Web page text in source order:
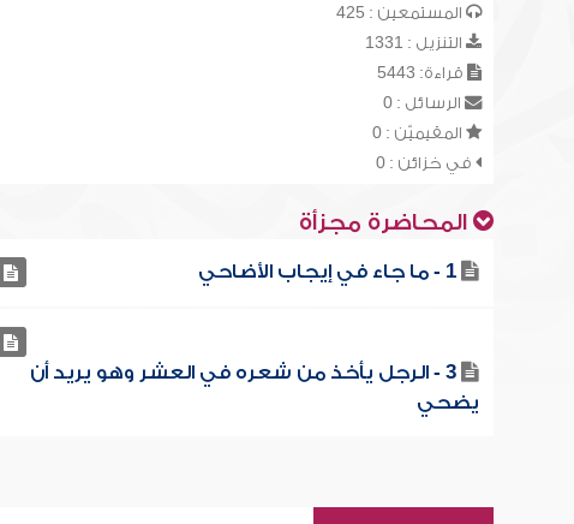
المستمعين : 425
التنزيل : 1331
قراءة: 5443
الرسائل : 0
المقيميّن : 0
في خزائن : 0
المحاضرة مجزأة
1 - ما جاء في إيجاب الأضاحي
3 - الرجل يأخذ من شعره في العشر وهو يريد أن
يضحي